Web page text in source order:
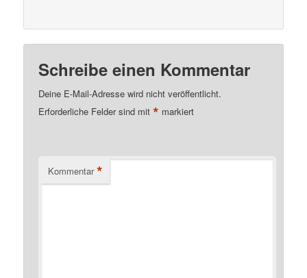
Schreibe einen Kommentar
Deine E-Mail-Adresse wird nicht veröffentlicht.
Erforderliche Felder sind mit* markiert
Kommentar *